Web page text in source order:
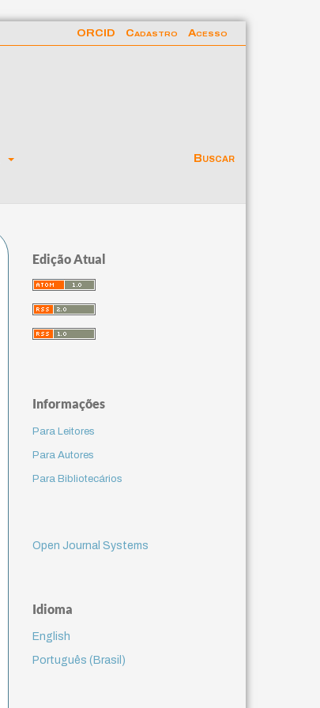
Buscar
ORCID Cadastro Acesso
Edição Atual
Informações
Para Leitores
Para Autores
Para Bibliotecários
Open Journal Systems
Idioma
English
Português (Brasil)